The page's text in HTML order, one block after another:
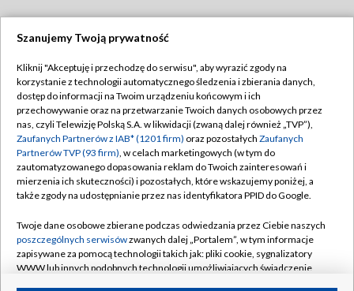
TVP
Abonament TVP
Emisja w TVP
Centrum informacji TVP
Naziemna Telewizja Cyfrowa
Rada Programowa
System NOS
Informacje o nadawcy
Regulamin TVP
Polityka prywatności
Moje zgody
Pomoc
Kontakt
Szanujemy Twoją prywatność
Kliknij "Akceptuję i przechodzę do serwisu", aby wyrazić zgody na
korzystanie z technologii automatycznego śledzenia i zbierania danych,
dostęp do informacji na Twoim urządzeniu końcowym i ich
przechowywanie oraz na przetwarzanie Twoich danych osobowych przez
nas, czyli Telewizję Polską S.A. w likwidacji (zwaną dalej również „TVP”),
Zaufanych Partnerów z IAB* (1201 firm) oraz pozostałych Zaufanych
Partnerów TVP (93 firm), w celach marketingowych (w tym do
zautomatyzowanego dopasowania reklam do Twoich zainteresowań i
mierzenia ich skuteczności) i pozostałych, które wskazujemy poniżej, a
także zgody na udostępnianie przez nas identyfikatora PPID do Google.
Twoje dane osobowe zbierane podczas odwiedzania przez Ciebie naszych
poszczególnych serwisówzwanych dalej „Portalem”, w tym informacje
zapisywane za pomocą technologii takich jak: pliki cookie, sygnalizatory
WWW lub innych podobnych technologii umożliwiających świadczenie